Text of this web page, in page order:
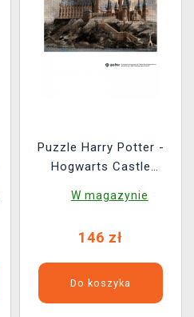
Puzzle Harry Potter -
Hogwarts Castle
W magazynie
146 zł
Do koszyka